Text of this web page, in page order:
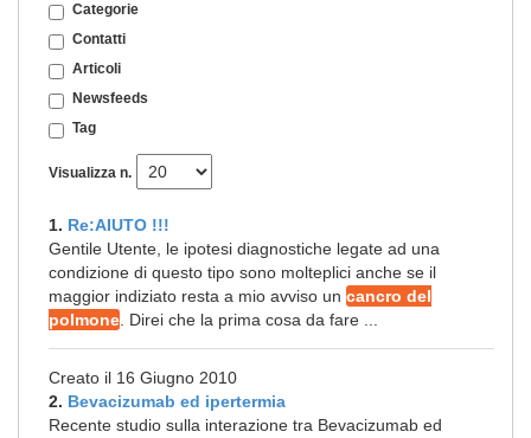
Categorie
Contatti
Articoli
Newsfeeds
Tag
Visualizza n.
1. Re:AIUTO !!!
Gentile Utente, le ipotesi diagnostiche legate ad una
condizione di questo tipo sono molteplici anche se il
maggior indiziato resta a mio avviso un cancro del
polmone . Direi che la prima cosa da fare ...
Creato il 16 Giugno 2010
2. Bevacizumab ed ipertermia
Recente studio sulla interazione tra Bevacizumab ed